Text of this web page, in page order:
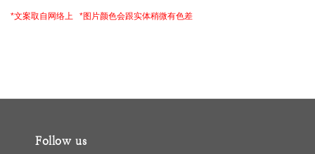
*文案取自网络上 *图片颜色会跟实体稍微有色差
Follow us